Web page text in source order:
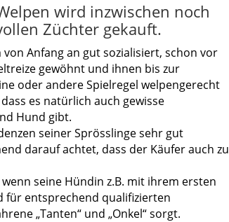
wird inzwischen noch
Züchter gekauft.
Anfang an gut sozialisiert, schon vor
gewöhnt und ihnen bis zur
oder andere Spielregel welpengerecht
es natürlich auch gewisse
Hund gibt.
seiner Sprösslinge sehr gut
darauf achtet, dass der Käufer auch zu
seine Hündin z.B. mit ihrem ersten
entsprechend qualifizierten
„Tanten“ und „Onkel“ sorgt.